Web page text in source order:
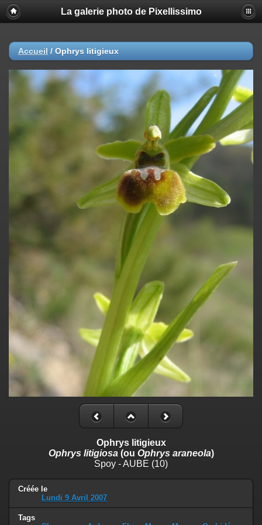
La galerie photo de Pixellissimo
Accueil / Ophrys litigieux
Ophrys litigieux
Ophrys litigiosa (ou Ophrys araneola)
Spoy - AUBE (10)
Créée le
Lundi 9 Avril 2007
Tags